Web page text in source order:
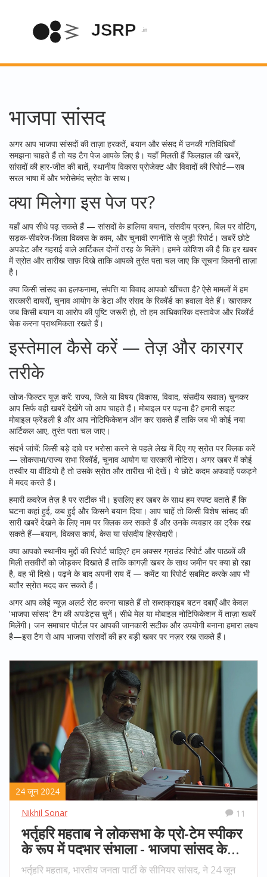
भाजपा सांसद
अगर आप भाजपा सांसदों की ताज़ा हरकतें, बयान और संसद में उनकी गतिविधियाँ
समझना चाहते हैं तो यह टैग पेज आपके लिए है। यहाँ मिलती हैं फिलहाल की खबरें,
सांसदों की हार-जीत की बातें, स्थानीय विकास प्रोजेक्ट और विवादों की रिपोर्ट—सब
सरल भाषा में और भरोसेमंद स्रोत के साथ।
क्या मिलेगा इस पेज पर?
यहाँ आप सीधे पढ़ सकते हैं — सांसदों के हालिया बयान, संसदीय प्रश्न, बिल पर वोटिंग,
सड़क-सीवरेज-जिला विकास के काम, और चुनावी रणनीति से जुड़ी रिपोर्ट। खबरें छोटे
अपडेट और गहराई वाले आर्टिकल दोनों तरह के मिलेंगे। हमने कोशिश की है कि हर खबर
में स्रोत और तारीख साफ़ दिखे ताकि आपको तुरंत पता चल जाए कि सूचना कितनी ताज़ा
है।
क्या किसी सांसद का हलफनामा, संपत्ति या विवाद आपको खींचता है? ऐसे मामलों में हम
सरकारी दायरों, चुनाव आयोग के डेटा और संसद के रिकॉर्ड का हवाला देते हैं। खासकर
जब किसी बयान या आरोप की पुष्टि जरूरी हो, तो हम आधिकारिक दस्तावेज और रिकॉर्ड
चेक करना प्राथमिकता रखते हैं।
इस्तेमाल कैसे करें — तेज़ और कारगर
तरीके
खोज-फिल्टर यूज़ करें: राज्य, जिले या विषय (विकास, विवाद, संसदीय सवाल) चुनकर
आप सिर्फ वही खबरें देखेंगे जो आप चाहते हैं। मोबाइल पर पढ़ना है? हमारी साइट
मोबाइल फ्रेंडली है और आप नोटिफिकेशन ऑन कर सकते हैं ताकि जब भी कोई नया
आर्टिकल आए, तुरंत पता चल जाए।
संदर्भ जांचें: किसी बड़े दावे पर भरोसा करने से पहले लेख में दिए गए स्रोत पर क्लिक करें
— लोकसभा/राज्य सभा रिकॉर्ड, चुनाव आयोग या सरकारी नोटिस। अगर खबर में कोई
तस्वीर या वीडियो है तो उसके स्रोत और तारीख भी देखें। ये छोटे कदम अफवाहें पकड़ने
में मदद करते हैं।
हमारी कवरेज तेज़ है पर सटीक भी। इसलिए हर खबर के साथ हम स्पष्ट बताते हैं कि
घटना कहां हुई, कब हुई और किसने बयान दिया। आप चाहें तो किसी विशेष सांसद की
सारी खबरें देखने के लिए नाम पर क्लिक कर सकते हैं और उनके व्यवहार का ट्रैक रख
सकते हैं—बयान, विकास कार्य, केस या संसदीय हिस्सेदारी।
क्या आपको स्थानीय मुद्दों की रिपोर्ट चाहिए? हम अक्सर ग्राउंड रिपोर्ट और पाठकों की
मिली तसवीरों को जोड़कर दिखाते हैं ताकि कागज़ी खबर के साथ जमीन पर क्या हो रहा
है, वह भी दिखे। पढ़ने के बाद अपनी राय दें — कमेंट या रिपोर्ट सबमिट करके आप भी
बतौर स्रोत मदद कर सकते हैं।
अगर आप कोई न्यूज़ अलर्ट सेट करना चाहते हैं तो सब्सक्राइब बटन दबाएँ और केवल
'भाजपा सांसद' टैग की अपडेट्स चुनें। सीधे मेल या मोबाइल नोटिफिकेशन में ताज़ा खबरें
मिलेंगी। जन समाचार पोर्टल पर आपकी जानकारी सटीक और उपयोगी बनाना हमारा लक्ष्य
है—इस टैग से आप भाजपा सांसदों की हर बड़ी खबर पर नज़र रख सकते हैं।
24 जून 2024
Nikhil Sonar
11
भर्तृहरि महताब ने लोकसभा के प्रो-टेम स्पीकर
के रूप में पदभार संभाला - भाजपा सांसद के
लिए बड़ा सम्मान
भर्तृहरि महताब, भारतीय जनता पार्टी के सीनियर सांसद, ने 24 जून